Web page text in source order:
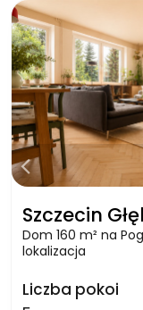
Szczecin
Dom 160 m² na
lokalizacja
Liczba pokoi